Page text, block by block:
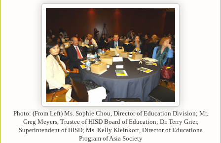
Photo: (From Left) Ms. Sophie Chou, Director of Education Division; Mr.
Greg Meyers, Trustee of HISD Board of Education; Dr. Terry Grier,
Superintendent of HISD; Ms. Kelly Kleinkort, Director of Educationa
Program of Asia Society